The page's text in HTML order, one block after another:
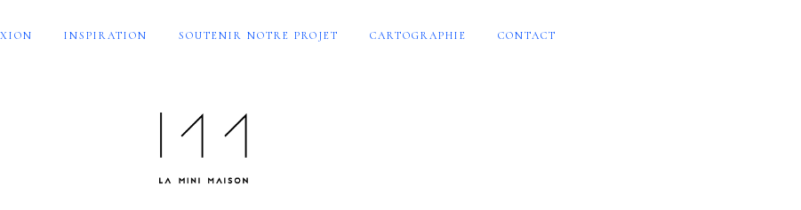
INSPIRATION SOUTENIR NOTRE PROJET CARTOGRAPHIE CONTACT